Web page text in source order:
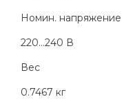
Номин. напряжение
220...240 В
Вес
0.7467 кг